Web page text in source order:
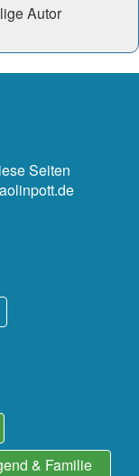
Autor
Seiten
& Familie